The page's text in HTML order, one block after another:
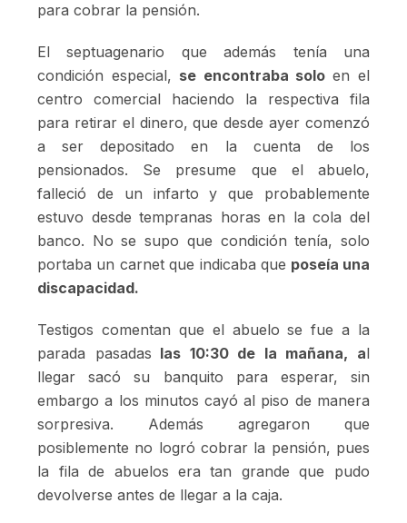
para cobrar la pensión.
El septuagenario que además tenía una
condición especial, se encontraba solo en el
centro comercial haciendo la respectiva fila
para retirar el dinero, que desde ayer comenzó
a ser depositado en la cuenta de los
pensionados. Se presume que el abuelo,
falleció de un infarto y que probablemente
estuvo desde tempranas horas en la cola del
banco. No se supo que condición tenía, solo
portaba un carnet que indicaba que poseía una
discapacidad.
Testigos comentan que el abuelo se fue a la
parada pasadas las 10:30 de la mañana, al
llegar sacó su banquito para esperar, sin
embargo a los minutos cayó al piso de manera
sorpresiva. Además agregaron que
posiblemente no logró cobrar la pensión, pues
la fila de abuelos era tan grande que pudo
devolverse antes de llegar a la caja.